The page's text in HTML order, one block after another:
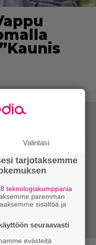
Valintasi
tarjotaksemme
teknologiakumppania
paremman
sisältöä ja
seuraavasti
evästeitä